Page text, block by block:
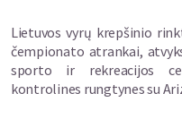
Lietuvos vyrų krepšinio
čempionato atrankai,
sporto ir rekreacijos
kontrolines rungtynes su